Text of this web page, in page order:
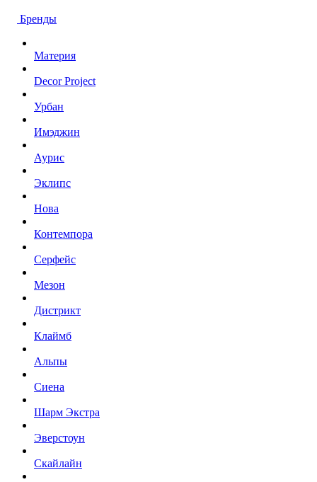
Бренды
Материя
Decor Project
Урбан
Имэджин
Аурис
Эклипс
Нова
Контемпора
Серфейс
Мезон
Дистрикт
Клаймб
Альпы
Сиена
Шарм Экстра
Эверстоун
Скайлайн